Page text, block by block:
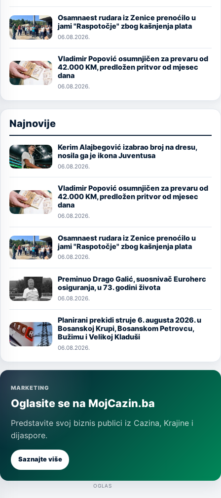
Image
Osamnaest rudara iz Zenice prenoćilo u
jami "Raspotočje" zbog kašnjenja plata
06.08.2026.
Image
Vladimir Popović osumnjičen za prevaru od
42.000 KM, predložen pritvor od mjesec
dana
06.08.2026.
Najnovije
Image
Kerim Alajbegović izabrao broj na dresu,
nosila ga je ikona Juventusa
06.08.2026.
Image
Vladimir Popović osumnjičen za prevaru od
42.000 KM, predložen pritvor od mjesec
dana
06.08.2026.
Image
Osamnaest rudara iz Zenice prenoćilo u
jami "Raspotočje" zbog kašnjenja plata
06.08.2026.
Image
Preminuo Drago Galić, suosnivač Euroherc
osiguranja, u 73. godini života
06.08.2026.
Image
Planirani prekidi struje 6. augusta 2026. u
Bosanskoj Krupi, Bosanskom Petrovcu,
Bužimu i Velikoj Kladuši
06.08.2026.
MARKETING
Oglasite se na MojCazin.ba
Predstavite svoj biznis publici iz Cazina, Krajine i
dijaspore.
Saznajte više
OGLAS